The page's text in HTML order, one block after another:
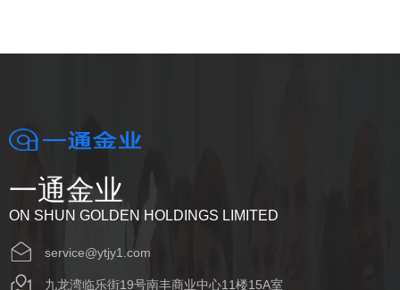
一通金业
ON SHUN GOLDEN HOLDINGS LIMITED
service@ytjy1.com
九龙湾临乐街19号南丰商业中心11楼15A室